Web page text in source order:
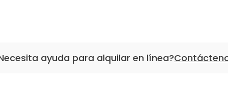
ayuda para alquilar en línea?